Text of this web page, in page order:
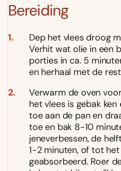
Bereiding
Dep het vlees droog
Verhit wat olie in een
porties in ca. 5
en herhaal met de
Verwarm de oven
het vlees is gebak
toe aan de pan en
toe en bak 8-10
jeneverbessen, de
1-2 minuten, of tot
geabsorbeerd. Roer